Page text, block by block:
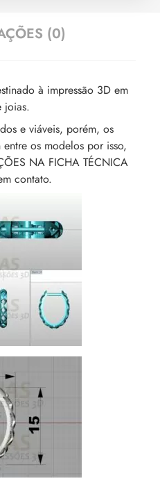
(0)
à impressão 3D em
joias.
e viáveis, porém, os
os modelos por isso,
NA FICHA TÉCNICA
contato.